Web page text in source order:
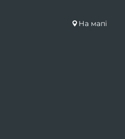
На мапі